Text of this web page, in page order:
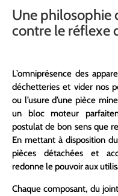
Une philosophie
contre le réflexe
L’omniprésence des
déchetteries et vider nos
ou l’usure d’une pièce
un bloc moteur
postulat de bon sens que
En mettant à disposition
pièces détachées et
redonne le pouvoir aux
Chaque composant, du